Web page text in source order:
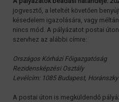
jogvesztő, a leteltét követően
késedelem igazolására, vagy
nincs mód. A pályázatot postai
szervhez az alábbi címre:
Országos Kórházi Főigazgatóság
Rezidensképzési Osztály
Levélcím: 1085 Budapest, Horánszky
A postai úton is megküldendő